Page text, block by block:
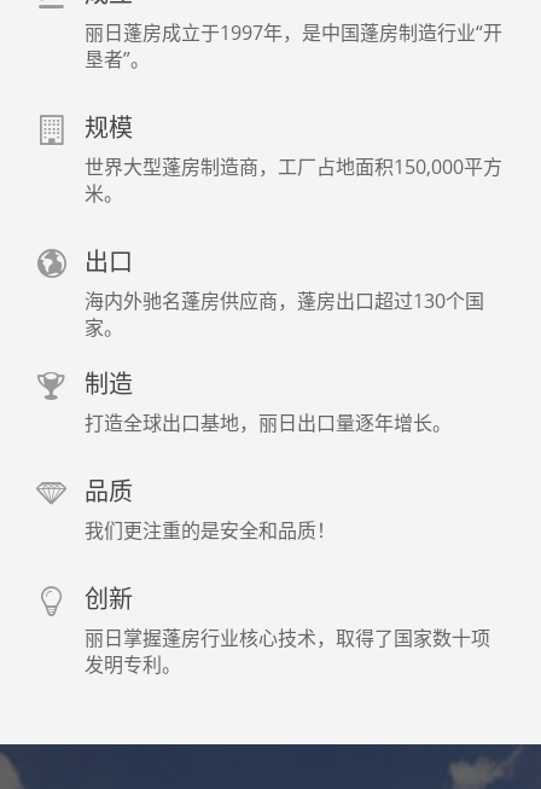
丽日蓬房成立于1997年，是中国蓬房制造行业“开
垦者”。
规模
世界大型蓬房制造商，工厂占地面积150,000平方
米。
出口
海内外驰名蓬房供应商，蓬房出口超过130个国
家。
制造
打造全球出口基地，丽日出口量逐年增长。
品质
我们更注重的是安全和品质！
创新
丽日掌握蓬房行业核心技术，取得了国家数十项
发明专利。